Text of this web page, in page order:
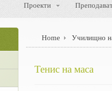
Проекти
Home Училищно
Тенис на маса